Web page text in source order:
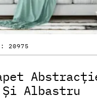
20975
Albastru